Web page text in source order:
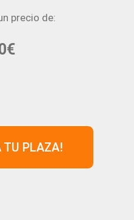
precio de:
TU PLAZA!